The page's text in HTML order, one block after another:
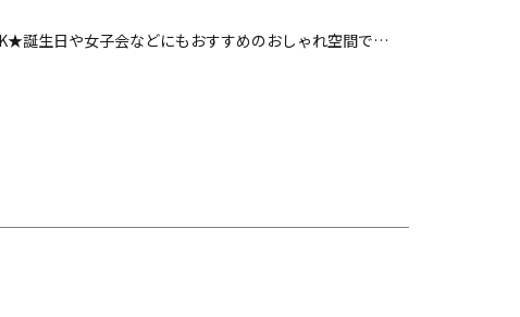
誕生日や女子会などにもおすすめのおしゃれ空間で…